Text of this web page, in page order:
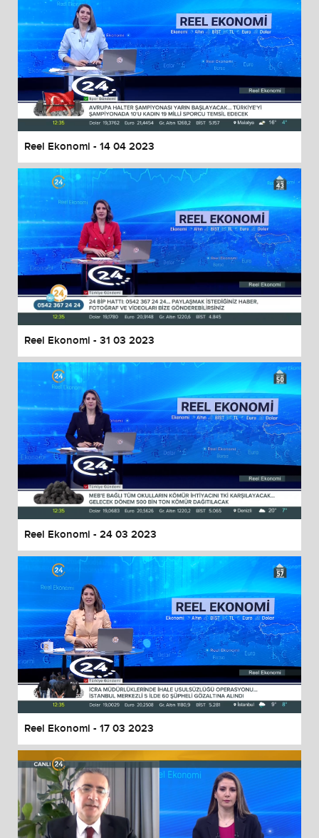
Reel Ekonomi - 14 04 2023
Reel Ekonomi - 31 03 2023
Reel Ekonomi - 24 03 2023
Reel Ekonomi - 17 03 2023